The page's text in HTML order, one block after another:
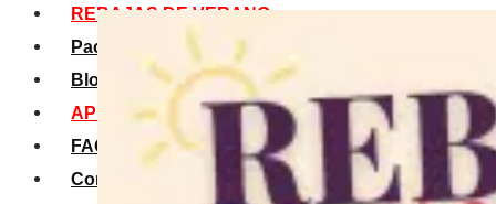
REBAJAS DE VERANO
Packs Verano
Blog
APP La Tribu
FAQS
Contacto